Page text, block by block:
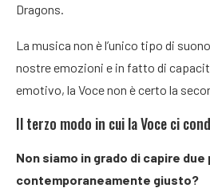
Dragons.
La musica non è l’unico tipo di
nostre emozioni e in fatto di
emotivo, la Voce non è certo la
Il terzo modo in cui la Voce ci
Non siamo in grado di capire
contemporaneamente giusto?